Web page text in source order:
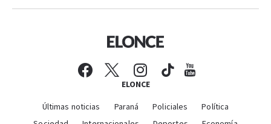
ELONCE
Últimas noticias Paraná Policiales
Política